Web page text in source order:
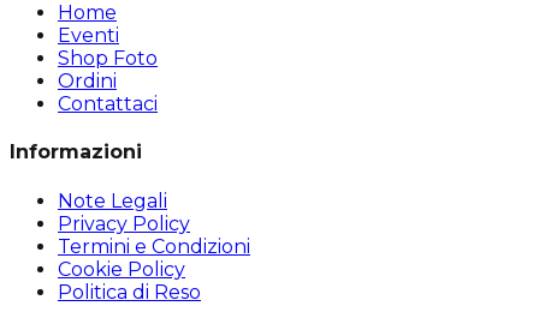
Home
Eventi
Shop Foto
Ordini
Contattaci
Informazioni
Note Legali
Privacy Policy
Termini e Condizioni
Cookie Policy
Politica di Reso